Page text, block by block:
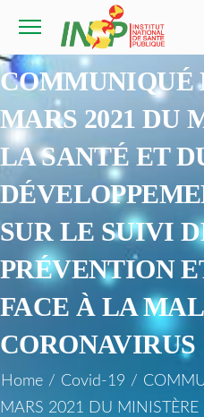
COMMUNIQUÉ
MARS 2021 DU
LA SANTÉ ET
SUR LE SUIVI
PRÉVENTION
FACE À LA
CORONAVIRUS
Home / Covid-19 /
MARS 2021 DU MINISTÈRE